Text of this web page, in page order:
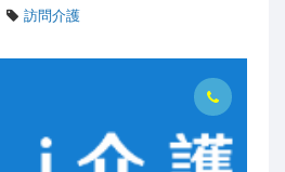
訪問介護